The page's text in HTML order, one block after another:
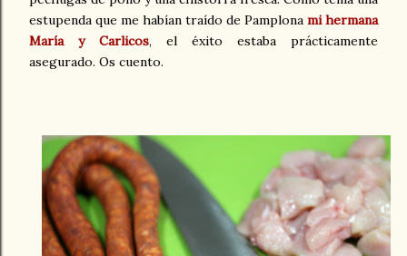
estupenda que me habían traído de Pamplona mi hermana
María y Carlicos, el éxito estaba prácticamente
asegurado. Os cuento.